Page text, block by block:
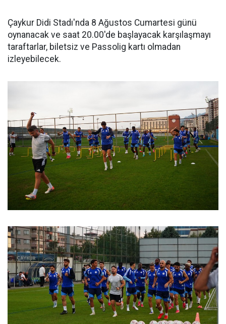
Çaykur Didi Stadı'nda 8 Ağustos Cumartesi günü
oynanacak ve saat 20.00'de başlayacak karşılaşmayı
taraftarlar, biletsiz ve Passolig kartı olmadan
izleyebilecek.